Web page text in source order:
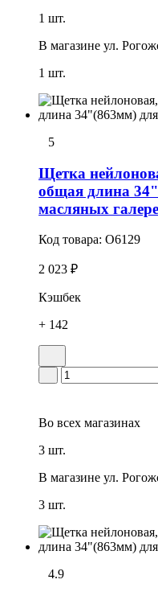
1 шт.
В магазине ул.
1 шт.
5
Щетка
общая длина
масляных
Код товара: O6129
2 023 ₽
Кэшбек
+ 142
Во всех магазинах
3 шт.
В магазине ул.
3 шт.
4.9